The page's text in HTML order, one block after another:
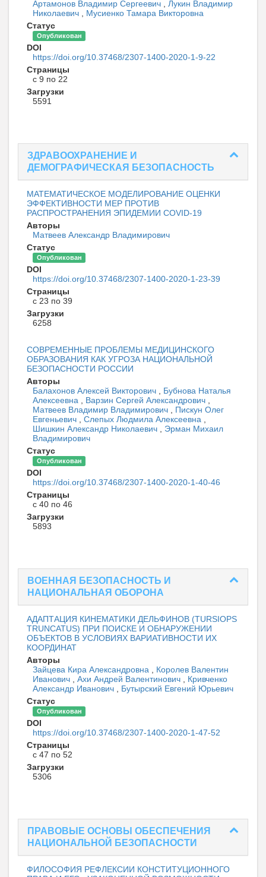
Артамонов Владимир Сергеевич
Лукин Владимир
Николаевич
Мусиенко Тамара Викторовна
Статус
Опубликован
DOI
https://doi.org/10.37468/2307-1400-2020-1-9-22
Страницы
с 9 по 22
Загрузки
5591
ЗДРАВООХРАНЕНИЕ И
ДЕМОГРАФИЧЕСКАЯ БЕЗОПАСНОСТЬ
МАТЕМАТИЧЕСКОЕ МОДЕЛИРОВАНИЕ ОЦЕНКИ
ЭФФЕКТИВНОСТИ МЕР ПРОТИВ
РАСПРОСТРАНЕНИЯ ЭПИДЕМИИ COVID-19
Авторы
Матвеев Александр Владимирович
Статус
Опубликован
DOI
https://doi.org/10.37468/2307-1400-2020-1-23-39
Страницы
с 23 по 39
Загрузки
6258
СОВРЕМЕННЫЕ ПРОБЛЕМЫ МЕДИЦИНСКОГО
ОБРАЗОВАНИЯ КАК УГРОЗА НАЦИОНАЛЬНОЙ
БЕЗОПАСНОСТИ РОССИИ
Авторы
Балахонов Алексей Викторович
Бубнова Наталья
Алексеевна
Варзин Сергей Александрович
Матвеев Владимир Владимирович
Пискун Олег
Евгеньевич
Слепых Людмила Алексеевна
Шишкин Александр Николаевич
Эрман Михаил
Владимирович
Статус
Опубликован
DOI
https://doi.org/10.37468/2307-1400-2020-1-40-46
Страницы
с 40 по 46
Загрузки
5893
ВОЕННАЯ БЕЗОПАСНОСТЬ И
НАЦИОНАЛЬНАЯ ОБОРОНА
АДАПТАЦИЯ КИНЕМАТИКИ ДЕЛЬФИНОВ (TURSIOPS
TRUNCATUS) ПРИ ПОИСКЕ И ОБНАРУЖЕНИИ
ОБЪЕКТОВ В УСЛОВИЯХ ВАРИАТИВНОСТИ ИХ
КООРДИНАТ
Авторы
Зайцева Кира Александровна
Королев Валентин
Иванович
Ахи Андрей Валентинович
Кривченко
Александр Иванович
Бутырский Евгений Юрьевич
Статус
Опубликован
DOI
https://doi.org/10.37468/2307-1400-2020-1-47-52
Страницы
с 47 по 52
Загрузки
5306
ПРАВОВЫЕ ОСНОВЫ ОБЕСПЕЧЕНИЯ
НАЦИОНАЛЬНОЙ БЕЗОПАСНОСТИ
ФИЛОСОФИЯ РЕФЛЕКСИИ КОНСТИТУЦИОННОГО